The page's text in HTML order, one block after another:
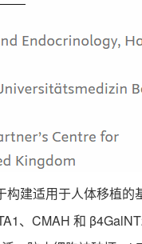
建适用于人体移植的
、CMAH 和